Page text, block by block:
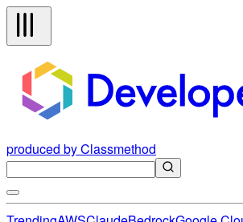
produced by Classmethod